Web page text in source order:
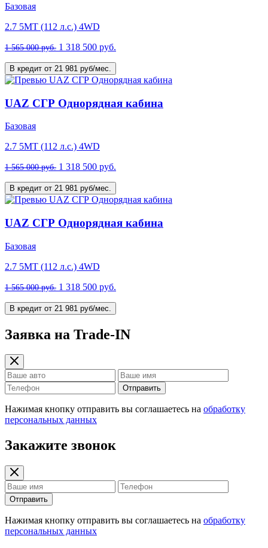
Базовая
2.7 5MT (112 л.с.) 4WD
1 565 000 руб. 1 318 500 руб.
В кредит от 21 981 руб/мес.
UAZ СГР Однорядная кабина
Базовая
2.7 5MT (112 л.с.) 4WD
1 565 000 руб. 1 318 500 руб.
В кредит от 21 981 руб/мес.
UAZ СГР Однорядная кабина
Базовая
2.7 5MT (112 л.с.) 4WD
1 565 000 руб. 1 318 500 руб.
В кредит от 21 981 руб/мес.
Заявка на Trade-IN
Отправить
Нажимая кнопку отправить вы соглашаетесь на обработку
персональных данных
Закажите звонок
Отправить
Нажимая кнопку отправить вы соглашаетесь на обработку
персональных данных